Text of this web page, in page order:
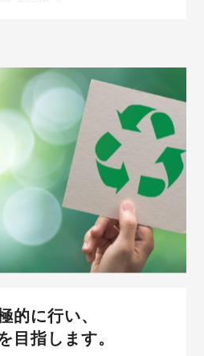
的に行い、
目指します。